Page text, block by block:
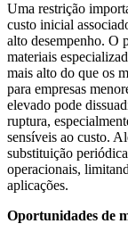
Uma restrição
custo inicial
alto desempenho. O
materiais
mais alto do que os
para empresas
elevado pode
ruptura,
sensíveis ao custo.
substituição
operacionais,
aplicações.
Oportunidades de